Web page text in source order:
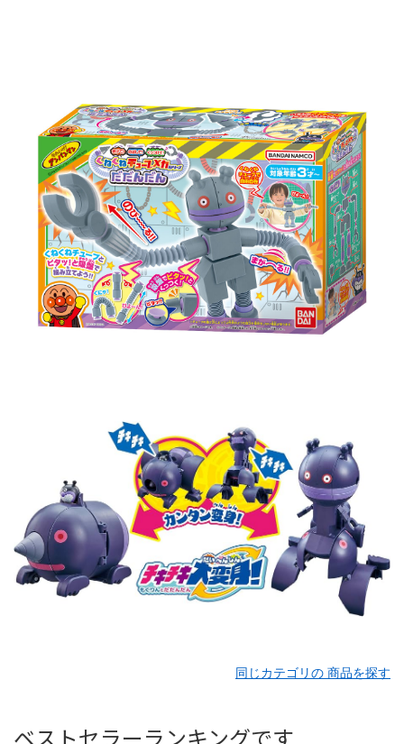
同じカテゴリの 商品を探す
ベストセラーランキングです